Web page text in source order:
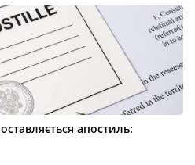
апостиль: